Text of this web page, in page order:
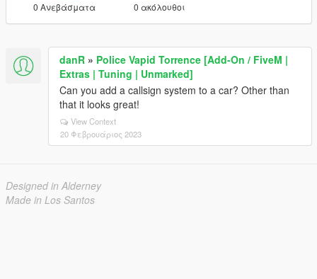
0 Ανεβάσματα 0 ακόλουθοι
danR » Police Vapid Torrence [Add-On / FiveM |
Extras | Tuning | Unmarked]
Can you add a callsign system to a car? Other than
that it looks great!
View Context
20 Φεβρουάριος 2023
Designed in Alderney
Made in Los Santos